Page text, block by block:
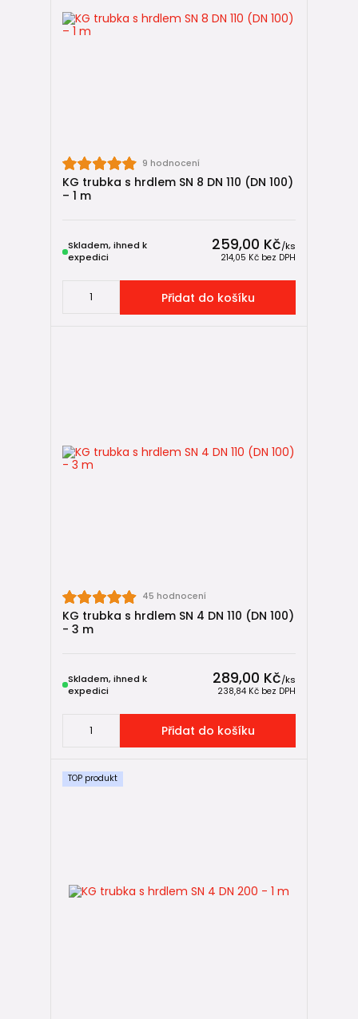
9 hodnocení
KG trubka s hrdlem SN 8 DN 110 (DN 100)
– 1 m
259,00 Kč/ks
214,05 Kč bez DPH
Skladem, ihned k
expedici
Přidat do košíku
45 hodnocení
KG trubka s hrdlem SN 4 DN 110 (DN 100)
- 3 m
289,00 Kč/ks
238,84 Kč bez DPH
Skladem, ihned k
expedici
Přidat do košíku
TOP produkt